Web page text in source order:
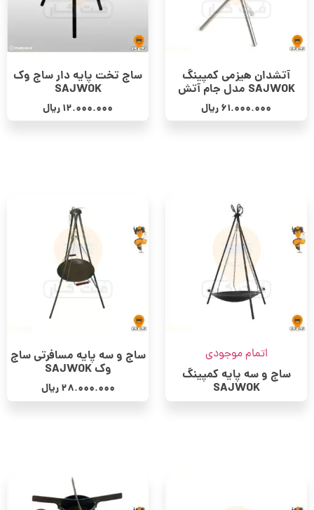
آتشدان هیزمی کمپینگ
SAJWOK مدل جام آتش
61.000.000ریال
ساج تخت پایه دار ساج وک
SAJWOK
12.000.000ریال
اتمام موجودی
ساج و سه پایه کمپینگ
SAJWOK
ساج و سه پایه مسافرتی ساج
وک SAJWOK
28.000.000 ریال